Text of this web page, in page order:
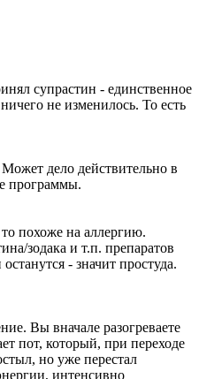
супрастин - единственное
не изменилось. То есть
дело действительно в
программы.
похоже на аллергию.
зодака и т.п. препаратов
- значит простуда.
Вы вначале разогреваете
пот, который, при переходе
но уже перестал
интенсивно